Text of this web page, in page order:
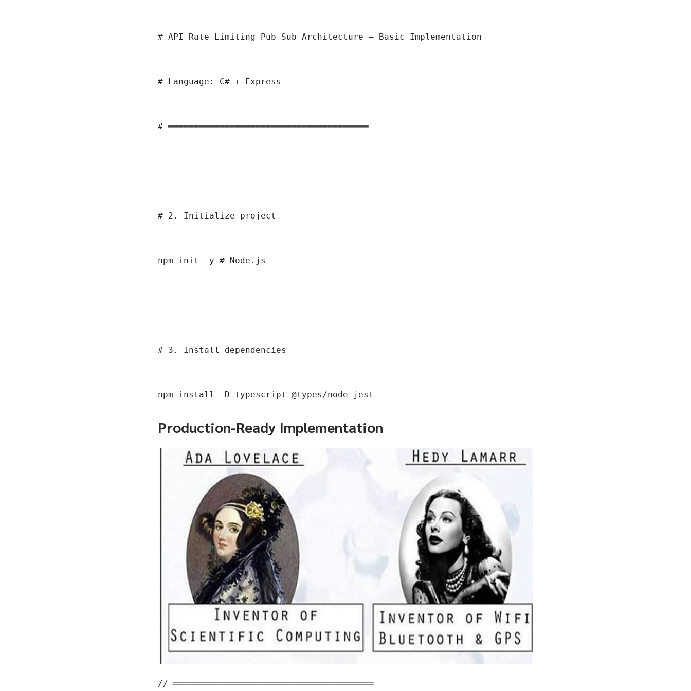
# API Rate Limiting Pub Sub Architecture — Basic Implementation
# Language: C# + Express
# ═══════════════════════════════════════
# 2. Initialize project
npm init -y # Node.js
# 3. Install dependencies
npm install -D typescript @types/node jest
Production-Ready Implementation
// ═══════════════════════════════════════